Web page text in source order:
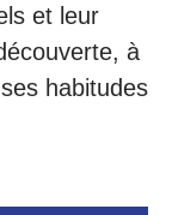
et leur
à
habitudes